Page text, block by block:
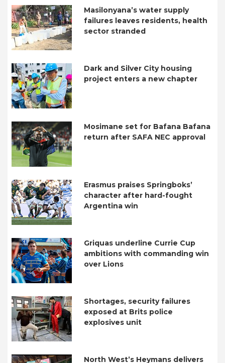
Masilonyana’s water supply
failures leaves residents, health
sector stranded
Dark and Silver City housing
project enters a new chapter
Mosimane set for Bafana Bafana
return after SAFA NEC approval
Erasmus praises Springboks’
character after hard-fought
Argentina win
Griquas underline Currie Cup
ambitions with commanding win
over Lions
Shortages, security failures
exposed at Brits police
explosives unit
North West’s Heymans delivers